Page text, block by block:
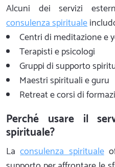
Alcuni dei servizi
consulenza spirituale
Centri di meditazione e
Terapisti e psicologi
Gruppi di supporto
Maestri spirituali e guru
Retreat e corsi di
Perché usare il
spirituale?
Laconsulenza spirituale